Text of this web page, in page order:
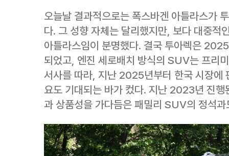
오늘날 결과적으로는 폭스바겐 아틀라스가
다. 그 성향 자체는 달리했지만, 보다 대중적
아틀라스임이 분명했다. 결국 투아렉은
되었고, 엔진 세로배치 방식의 SUV는 프리
서사를 따라, 지난 2025년부터 한국 시장에
요도 기대되는 바가 컸다. 지난 2023년 진
과 상품성을 가다듬은 패밀리 SUV의 정석과